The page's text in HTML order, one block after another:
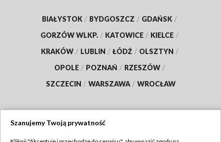
BIAŁYSTOK / BYDGOSZCZ / GDAŃSK /
GORZÓW WLKP. / KATOWICE / KIELCE /
KRAKÓW / LUBLIN / ŁÓDŹ / OLSZTYN /
OPOLE / POZNAŃ / RZESZÓW /
SZCZECIN / WARSZAWA / WROCŁAW
Szanujemy Twoją prywatność